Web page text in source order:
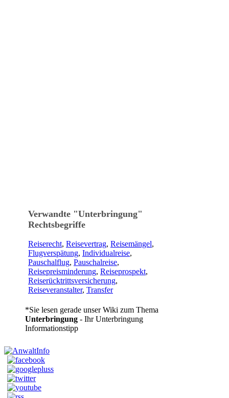
Verwandte "Unterbringung"
Rechtsbegriffe
Reiserecht, Reisevertrag, Reisemängel,
Flugverspätung, Individualreise,
Pauschalflug, Pauschalreise,
Reisepreisminderung, Reiseprospekt,
Reiserücktrittsversicherung,
Reiseveranstalter, Transfer
*Sie lesen gerade unser Wiki zum Thema
Unterbringung - Ihr Unterbringung
Informationstipp